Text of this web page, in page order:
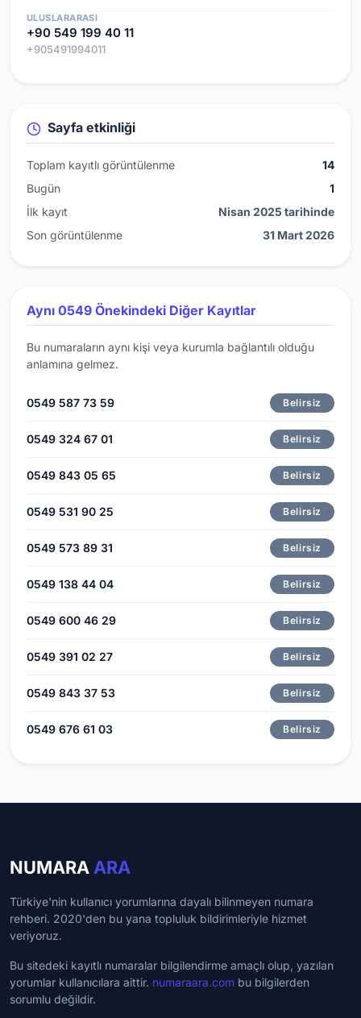
ULUSLARARASI
+90 549 199 40 11
+905491994011
Sayfa etkinliği
Toplam kayıtlı görüntülenme
14
Bugün
1
İlk kayıt
Nisan 2025 tarihinde
Son görüntülenme
31 Mart 2026
Aynı 0549 Önekindeki Diğer Kayıtlar
Bu numaraların aynı kişi veya kurumla bağlantılı olduğu
anlamına gelmez.
0549 587 73 59 Belirsiz
0549 324 67 01 Belirsiz
0549 843 05 65 Belirsiz
0549 531 90 25 Belirsiz
0549 573 89 31 Belirsiz
0549 138 44 04 Belirsiz
0549 600 46 29 Belirsiz
0549 391 02 27 Belirsiz
0549 843 37 53 Belirsiz
0549 676 61 03 Belirsiz
NUMARA ARA
Türkiye'nin kullanıcı yorumlarına dayalı bilinmeyen numara
rehberi. 2020'den bu yana topluluk bildirimleriyle hizmet
veriyoruz.
Bu sitedeki kayıtlı numaralar bilgilendirme amaçlı olup, yazılan
yorumlar kullanıcılara aittir. numaraara.com bu bilgilerden
sorumlu değildir.